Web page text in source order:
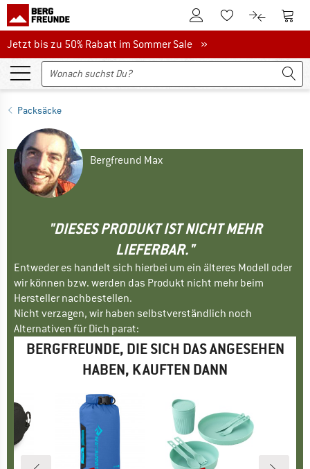
Zum KundenkontoZum Merkzettel.
Zum Zum
Jetzt bis zu 50% Rabatt im Sommer Sale
Jetzt bis zu 50% Rabatt im Sommer Sale »
Packsäcke
Bergfreund Max
"DIESES PRODUKT IST NICHT MEHR
LIEFERBAR."
Entweder es handelt sich hierbei um ein älteres Modell oder
wir können bzw. werden das Produkt nicht mehr beim
Hersteller nachbestellen.
Nicht verzagen, wir haben selbstverständlich noch
Alternativen für Dich parat:
BERGFREUNDE, DIE SICH DAS ANGESEHEN
HABEN, KAUFTEN DANN